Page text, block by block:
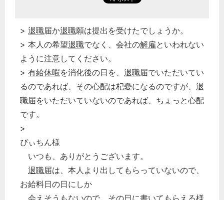
> 退職届か退職願は提出を受けたでしょうか。
> 本人の希望退職でなく、会社の解雇といわれない
ように注意してください。
> 有給休暇を消化後の日を、 退職届でいただいてい
るのであれば、その心配は杞憂になるのですが、 退
職届をいただいていないのであれば、ちょっと心配
です。
>
ぴぃちん様
いつも、ありがとうございます。
退職届は、本人より出してもらっていないので、
お給料日の日にしか